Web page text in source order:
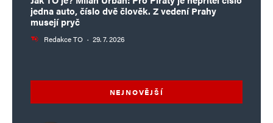
jedna auto, číslo dvě člověk. Z vedení Prahy
musejí pryč
Redakce TO · 29. 7. 2026
NEJNOVĚJŠÍ